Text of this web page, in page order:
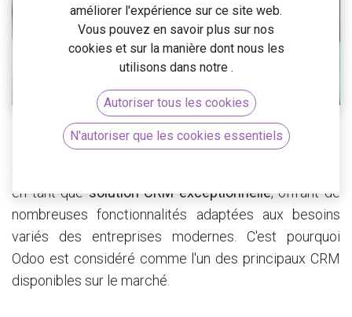
Il est crucial de bien gérer les relations avec les
en tant quesolution CRM exceptionnelle, offrant de
nombreuses fonctionnalités adaptées aux besoins
variés des entreprises modernes. C'est pourquoi
Odoo est considéré comme l'un des principaux CRM
disponibles sur le marché.
améliorer l'expérience sur ce site web.
Vous pouvez en savoir plus sur nos
cookies et sur la manière dont nous les
utilisons dans notre .
Autoriser tous les cookies
N'autoriser que les cookies essentiels